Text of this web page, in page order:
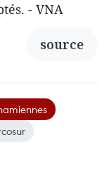
- VNA
source